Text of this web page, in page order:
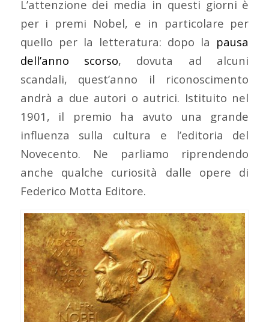
L’attenzione dei media in questi giorni è
per i premi Nobel, e in particolare per
quello per la letteratura: dopo la pausa
dell’anno scorso, dovuta ad alcuni
scandali, quest’anno il riconoscimento
andrà a due autori o autrici. Istituito nel
1901, il premio ha avuto una grande
influenza sulla cultura e l’editoria del
Novecento. Ne parliamo riprendendo
anche qualche curiosità dalle opere di
Federico Motta Editore.